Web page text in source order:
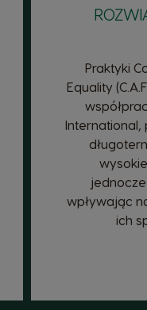
Praktyki
Equality
wpływając
ich